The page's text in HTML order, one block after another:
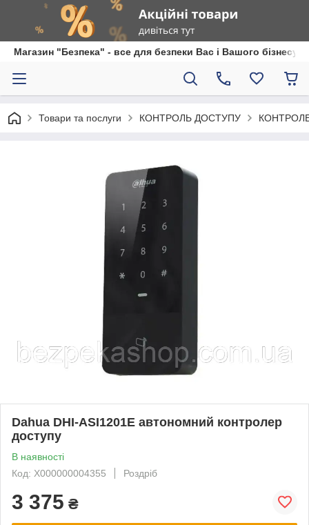
Магазин "Безпека" - все для безпеки Вас і Вашого бізнесу
Товари та послуги КОНТРОЛЬ ДОСТУПУ
Dahua DHI-ASI1201E автономний контролер
доступу
В наявності
Код: Х000000004355
Роздріб
3 375 ₴